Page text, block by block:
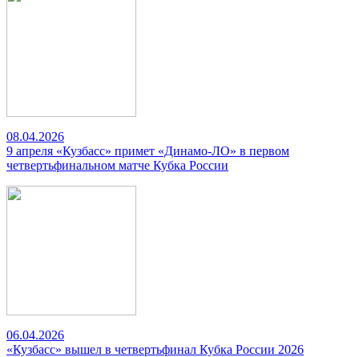
08.04.2026
9 апреля «Кузбасс» примет «Динамо-ЛО» в первом
четвертьфинальном матче Кубка России
06.04.2026
«Кузбасс» вышел в четвертьфинал Кубка России 2026